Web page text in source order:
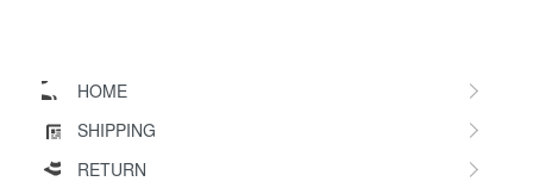
HOME
SHIPPING
RETURN